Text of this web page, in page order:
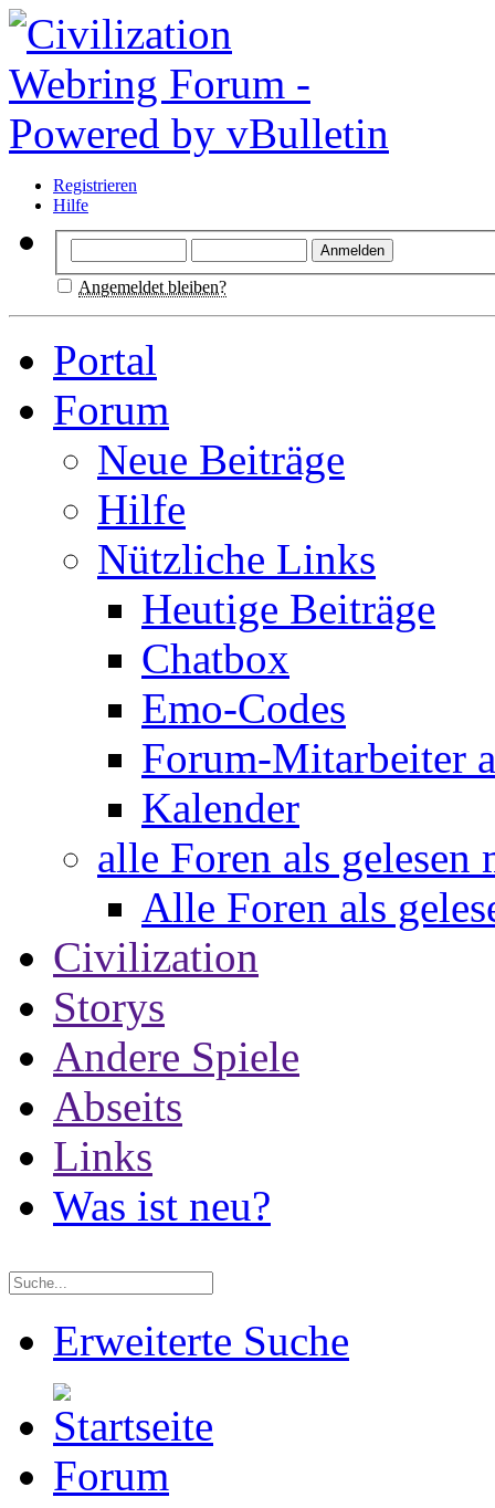
Registrieren
Hilfe
Angemeldet bleiben?
Portal
Forum
Neue Beiträge
Hilfe
Nützliche Links
Heutige Beiträge
Chatbox
Emo-Codes
Forum-Mitarbeiter
Kalender
alle Foren als gelesen
Alle Foren als
Civilization
Storys
Andere Spiele
Abseits
Links
Was ist neu?
Erweiterte Suche
Forum